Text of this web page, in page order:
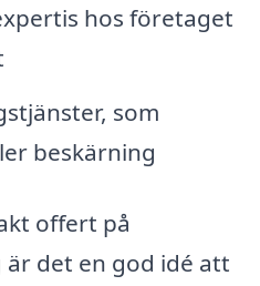
hos företaget
som
beskärning
offert på
är det en god idé att